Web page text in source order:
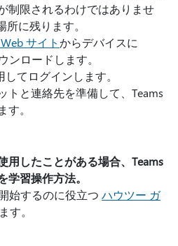
制限されるわけではありませ
に残ります。
サイトからデバイスに
ンロードします。
てログインします。
トと連絡先を準備して、Teams
。
用したことがある場合、Teams
学習操作方法。
始するのに役立つ ハウツー ガ
す。